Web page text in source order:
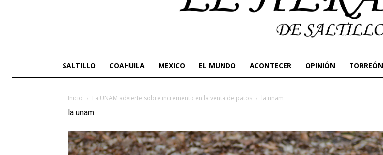
SALTILLO COAHUILA MEXICO EL MUNDO ACONTECER OPINIÓN TORREÓN
Inicio La UNAM advierte sobre incremento en la venta de patos la unam
la unam